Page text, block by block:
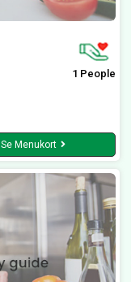
1 People
Se Menukort